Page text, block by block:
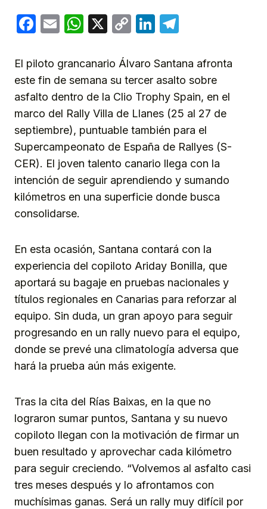
Facebook
EmailWhatsApp
X
CopyLinkedIn
El piloto grancanario Álvaro Santana afronta
este fin de semana su tercer asalto sobre
asfalto dentro de la Clio Trophy Spain, en el
marco del Rally Villa de Llanes (25 al 27 de
septiembre), puntuable también para el
Supercampeonato de España de Rallyes (S-
CER). El joven talento canario llega con la
intención de seguir aprendiendo y sumando
kilómetros en una superficie donde busca
consolidarse.
En esta ocasión, Santana contará con la
experiencia del copiloto Ariday Bonilla, que
aportará su bagaje en pruebas nacionales y
títulos regionales en Canarias para reforzar al
equipo. Sin duda, un gran apoyo para seguir
progresando en un rally nuevo para el equipo,
donde se prevé una climatología adversa que
hará la prueba aún más exigente.
Tras la cita del Rías Baixas, en la que no
lograron sumar puntos, Santana y su nuevo
copiloto llegan con la motivación de firmar un
buen resultado y aprovechar cada kilómetro
para seguir creciendo. “Volvemos al asfalto casi
tres meses después y lo afrontamos con
muchísimas ganas. Será un rally muy difícil por